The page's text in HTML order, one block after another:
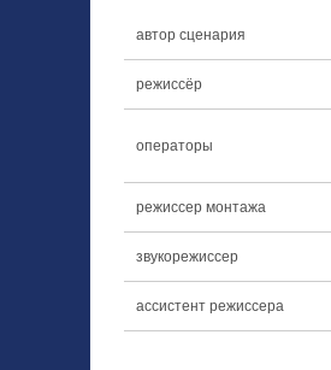
автор сценария
режиссёр
операторы
режиссер монтажа
звукорежиссер
ассистент режиссера